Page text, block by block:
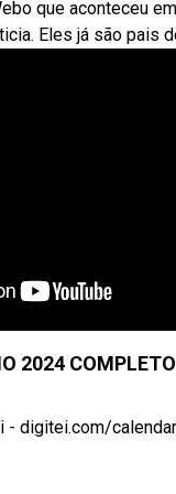
que aconteceu
Eles já são pais
2024
- digitei.com/